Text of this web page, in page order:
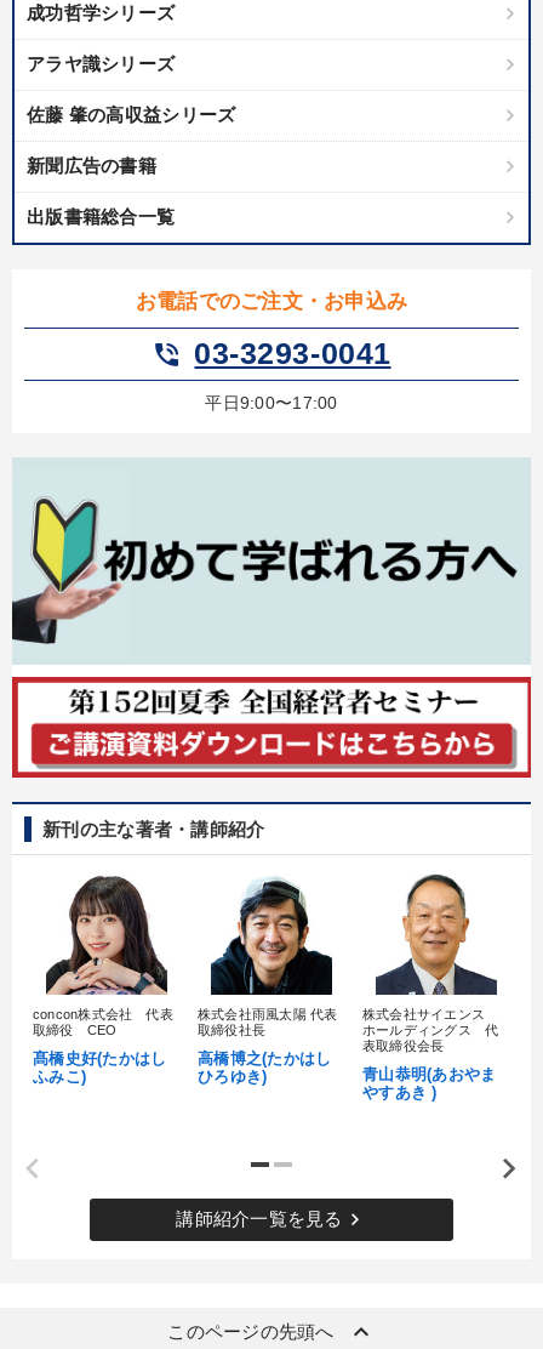
成功哲学シリーズ
アラヤ識シリーズ
佐藤 肇の高収益シリーズ
新聞広告の書籍
出版書籍総合一覧
お電話でのご注文・お申込み
phone_in_talk 03-3293-0041
平日9:00〜17:00
新刊の主な著者・講師紹介
concon株式会社 代表
取締役 CEO
髙橋史好(たかはし
ふみこ)
株式会社雨風太陽 代表
取締役社長
高橋博之(たかはし
ひろゆき)
株式会社サイエンス
ホールディングス 代
表取締役会長
青山恭明(あおやま
やすあき )
講師紹介一覧を見る keyboard_arrow_right
このページの先頭へ keyboard_arrow_up